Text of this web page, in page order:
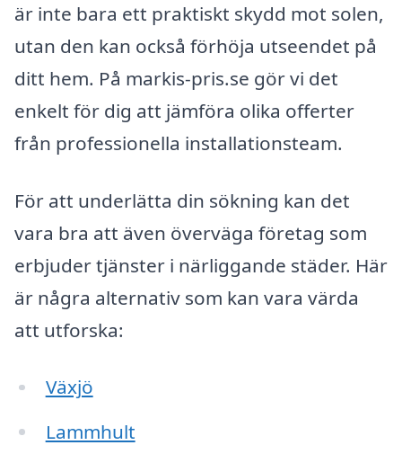
är inte bara ett praktiskt skydd mot solen,
utan den kan också förhöja utseendet på
ditt hem. På markis-pris.se gör vi det
enkelt för dig att jämföra olika offerter
från professionella installationsteam.
För att underlätta din sökning kan det
vara bra att även överväga företag som
erbjuder tjänster i närliggande städer. Här
är några alternativ som kan vara värda
att utforska:
Växjö
Lammhult